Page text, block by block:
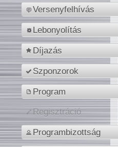
Versenyfelhívás
Lebonyolítás
Díjazás
Szponzorok
Program
Regisztráció
Programbizottság